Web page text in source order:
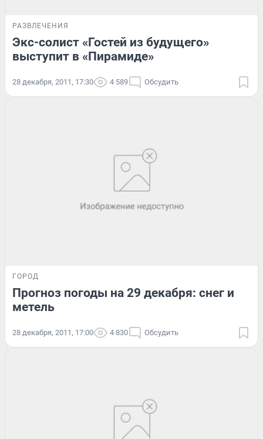
РАЗВЛЕЧЕНИЯ
Экс-солист «Гостей из будущего»
выступит в «Пирамиде»
28 декабря, 2011, 17:30 4 589 Обсудить
ГОРОД
Прогноз погоды на 29 декабря: снег и
метель
28 декабря, 2011, 17:00 4 830 Обсудить